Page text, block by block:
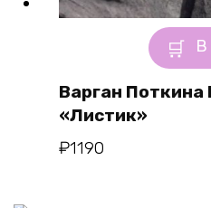
В
Варган Поткина
«Листик»
₽1190